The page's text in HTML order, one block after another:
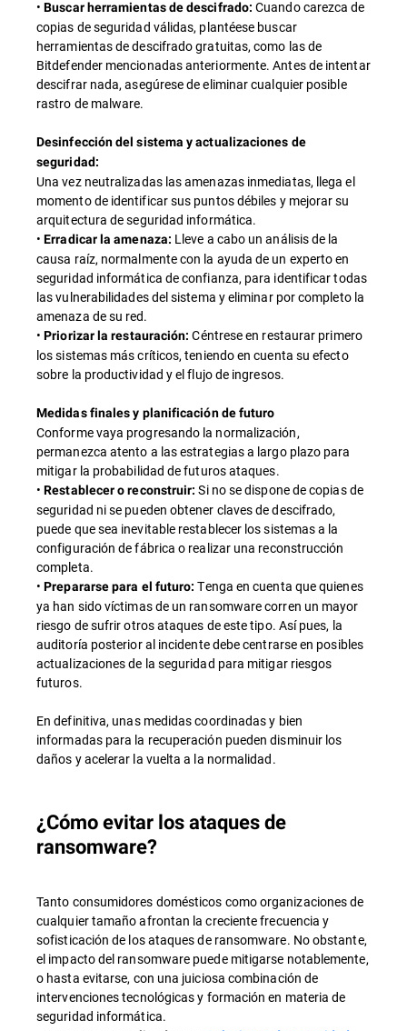
•Buscar herramientas de descifrado: Cuando carezca de
copias de seguridad válidas, plantéese buscar
herramientas de descifrado gratuitas, como las de
Bitdefender mencionadas anteriormente. Antes de intentar
descifrar nada, asegúrese de eliminar cualquier posible
rastro de malware.
Desinfección del sistema y actualizaciones de
seguridad:
Una vez neutralizadas las amenazas inmediatas, llega el
momento de identificar sus puntos débiles y mejorar su
arquitectura de seguridad informática.
•Erradicar la amenaza: Lleve a cabo un análisis de la
causa raíz, normalmente con la ayuda de un experto en
seguridad informática de confianza, para identificar todas
las vulnerabilidades del sistema y eliminar por completo la
amenaza de su red.
•Priorizar la restauración: Céntrese en restaurar primero
los sistemas más críticos, teniendo en cuenta su efecto
sobre la productividad y el flujo de ingresos.
Medidas finales y planificación de futuro
Conforme vaya progresando la normalización,
permanezca atento a las estrategias a largo plazo para
mitigar la probabilidad de futuros ataques.
•Restablecer o reconstruir: Si no se dispone de copias de
seguridad ni se pueden obtener claves de descifrado,
puede que sea inevitable restablecer los sistemas a la
configuración de fábrica o realizar una reconstrucción
completa.
•Prepararse para el futuro: Tenga en cuenta que quienes
ya han sido víctimas de un ransomware corren un mayor
riesgo de sufrir otros ataques de este tipo. Así pues, la
auditoría posterior al incidente debe centrarse en posibles
actualizaciones de la seguridad para mitigar riesgos
futuros.
En definitiva, unas medidas coordinadas y bien
informadas para la recuperación pueden disminuir los
daños y acelerar la vuelta a la normalidad.
¿Cómo evitar los ataques de
ransomware?
Tanto consumidores domésticos como organizaciones de
cualquier tamaño afrontan la creciente frecuencia y
sofisticación de los ataques de ransomware. No obstante,
el impacto del ransomware puede mitigarse notablemente,
o hasta evitarse, con una juiciosa combinación de
intervenciones tecnológicas y formación en materia de
seguridad informática.